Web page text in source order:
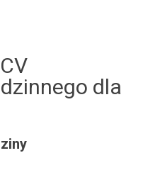
dla